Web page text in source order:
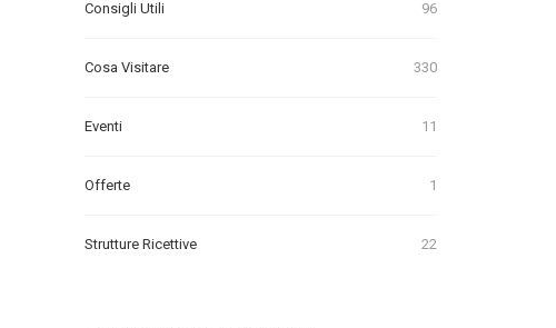
Consigli Utili 96
Cosa Visitare 330
Eventi 11
Offerte 1
Strutture Ricettive 22